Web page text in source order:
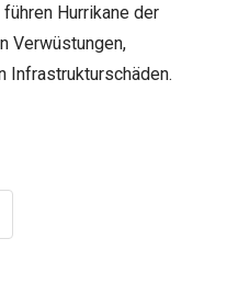
Hurrikane der
Verwüstungen,
Infrastrukturschäden.